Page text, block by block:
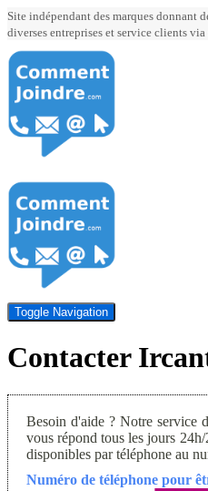
Site indépendant des marques donnant
diverses entreprises et service clients
Toggle Navigation
Contacter
Besoin d'aide ? Notre service
vous répond tous les jours
disponibles par téléphone au
Numéro de téléphone pour